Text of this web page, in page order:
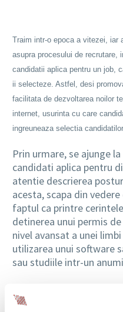
Traim intr-o epoca a vitezei, iar
asupra procesului de recrutare,
candidatii aplica pentru un job,
ii selecteze. Astfel, desi
facilitata de dezvoltarea noilor
internet, usurinta cu care
ingreuneaza selectia
Prin urmare, se ajunge
candidati aplica pentru
atentie descrierea
acesta, scapa din
faptul ca printre
detinerea unui permis
nivel avansat a unei
utilizarea unui software
sau studiile intr-un